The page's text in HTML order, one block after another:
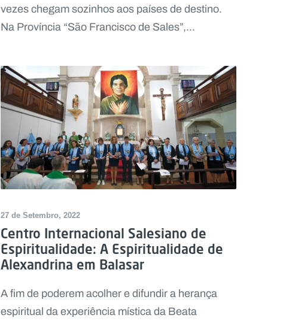
vezes chegam sozinhos aos países de destino.
Na Província “São Francisco de Sales”,...
27 de Setembro, 2022
Centro Internacional Salesiano de
Espiritualidade: A Espiritualidade de
Alexandrina em Balasar
A fim de poderem acolher e difundir a herança
espiritual da experiência mística da Beata